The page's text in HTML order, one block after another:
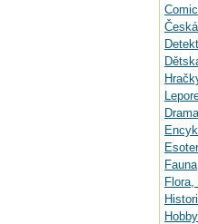
Flora,
Hobby